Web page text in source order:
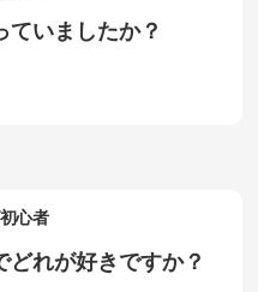
ていましたか？
心者
れが好きですか？